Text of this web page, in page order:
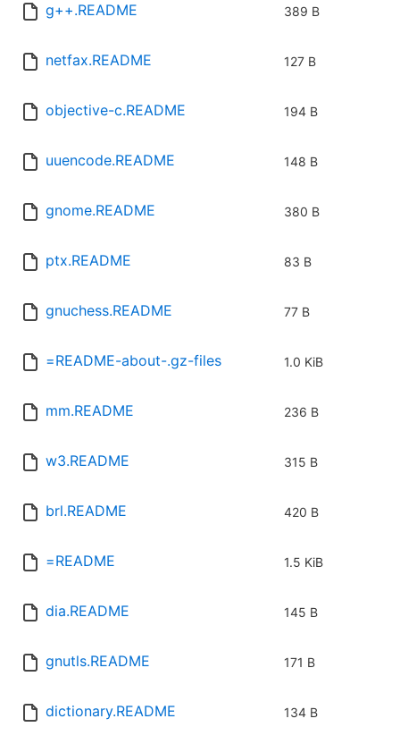
g++.README 389 B
netfax.README 127 B
objective-c.README 194 B
uuencode.README 148 B
gnome.README 380 B
ptx.README 83 B
gnuchess.README 77 B
=README-about-.gz-files 1.0 KiB
mm.README 236 B
w3.README 315 B
brl.README 420 B
=README 1.5 KiB
dia.README 145 B
gnutls.README 171 B
dictionary.README 134 B